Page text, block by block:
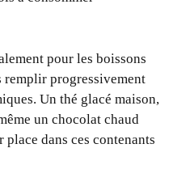
pour les boissons
remplir progressivement
Un thé glacé maison,
un chocolat chaud
dans ces contenants